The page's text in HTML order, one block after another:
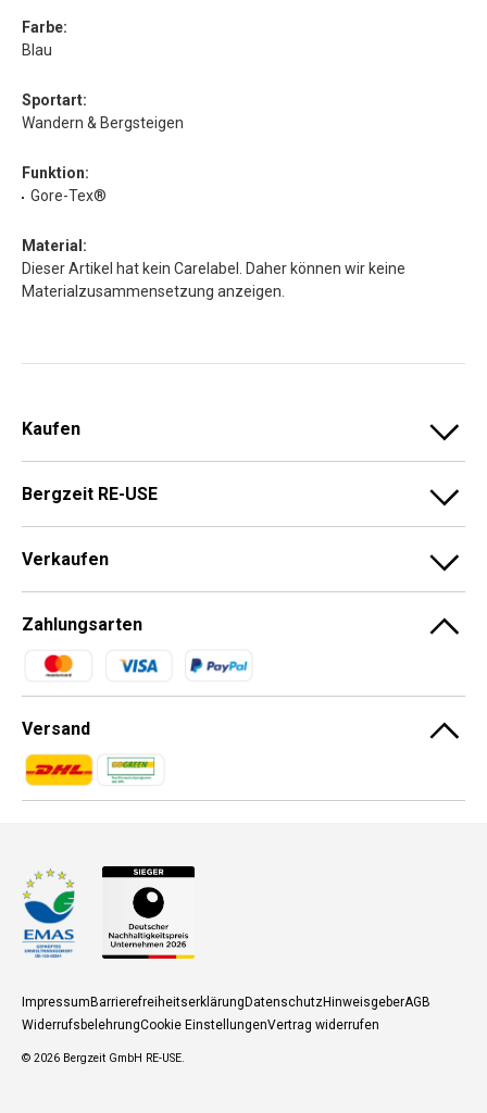
Farbe:
Blau
Sportart:
Wandern & Bergsteigen
Funktion:
Gore-Tex®
Material:
Dieser Artikel hat kein Carelabel. Daher können wir keine
Materialzusammensetzung anzeigen.
Kaufen
Bergzeit RE-USE
Verkaufen
Zahlungsarten
Zahlungsmethoden
Versand
Zahlungsmethoden
Zahlungsmethoden
ImpressumBarrierefreiheitserklärungDatenschutzHinweisgeberAGB
WiderrufsbelehrungCookie EinstellungenVertrag widerrufen
© 2026 Bergzeit GmbH RE-USE.